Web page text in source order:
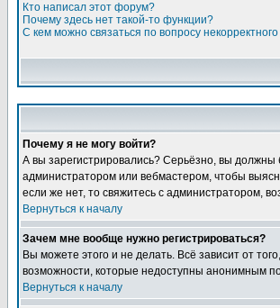
Кто написал этот форум?
Почему здесь нет такой-то функции?
С кем можно связаться по вопросу
Почему я не могу войти?
А вы зарегистрировались? Серьёзно, вы должны
администратором или вебмастером, чтобы
если же нет, то свяжитесь с администратором,
Вернуться к началу
Зачем мне вообще нужно регистрироваться?
Вы можете этого и не делать. Всё зависит от
возможности, которые недоступны анонимным
Вернуться к началу